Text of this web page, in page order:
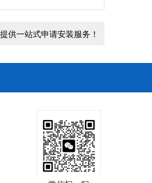
供一站式申请安装服务！